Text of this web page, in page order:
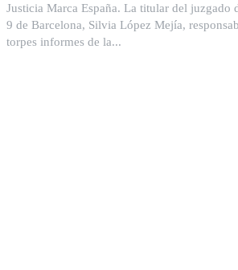
Justicia Marca España. La titular del juzgado
9 de Barcelona, ​​Silvia López Mejía,
torpes informes de la...